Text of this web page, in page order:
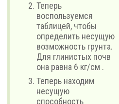
Теперь
воспользуемся
таблицей, чтобы
определить несущую
возможность грунта.
Для глинистых почв
она равна 6 кг/см .
Теперь находим
несущую
способность